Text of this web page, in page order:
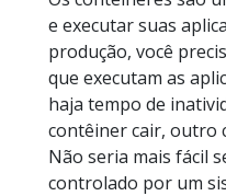
e executar suas
produção, você
que executam as
haja tempo de
contêiner cair, outro
Não seria mais fácil
controlado por um